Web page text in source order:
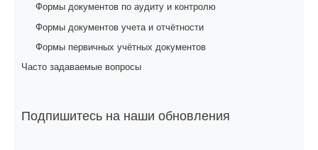
Формы документов по аудиту и контролю
Формы документов учета и отчётности
Формы первичных учётных документов
Часто задаваемые вопросы
Подпишитесь на наши обновления